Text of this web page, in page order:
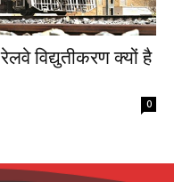
विद्युतीकरण क्यों है
0